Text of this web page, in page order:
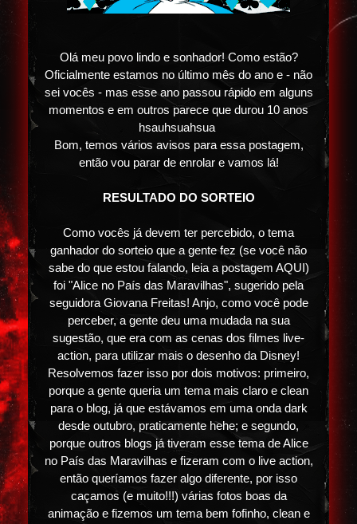
Olá meu povo lindo e sonhador! Como estão?
Oficialmente estamos no último mês do ano e - não
sei vocês - mas esse ano passou rápido em alguns
momentos e em outros parece que durou 10 anos
hsauhsuahsua
Bom, temos vários avisos para essa postagem,
então vou parar de enrolar e vamos lá!
RESULTADO DO SORTEIO
Como vocês já devem ter percebido, o tema
ganhador do sorteio que a gente fez (se você não
sabe do que estou falando, leia a postagem AQUI)
foi "Alice no País das Maravilhas", sugerido pela
seguidora Giovana Freitas! Anjo, como você pode
perceber, a gente deu uma mudada na sua
sugestão, que era com as cenas dos filmes live-
action, para utilizar mais o desenho da Disney!
Resolvemos fazer isso por dois motivos: primeiro,
porque a gente queria um tema mais claro e clean
para o blog, já que estávamos em uma onda dark
desde outubro, praticamente hehe; e segundo,
porque outros blogs já tiveram esse tema de Alice
no País das Maravilhas e fizeram com o live action,
então queríamos fazer algo diferente, por isso
caçamos (e muito!!!) várias fotos boas da
animação e fizemos um tema bem fofinho, clean e